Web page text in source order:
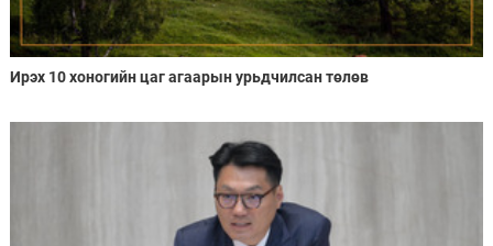
Ирэх 10 хоногийн цаг агаарын урьдчилсан төлөв